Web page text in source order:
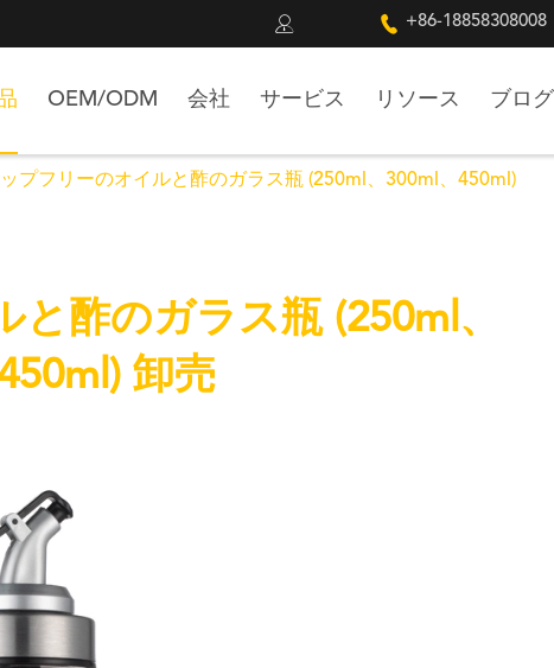
  +86-18858308008
OEM/ODM 会社 サービス リソース ブログ
プフリーのオイルと酢のガラス瓶 (250ml、300ml、450ml)
酢のガラス瓶 (250ml、
卸売